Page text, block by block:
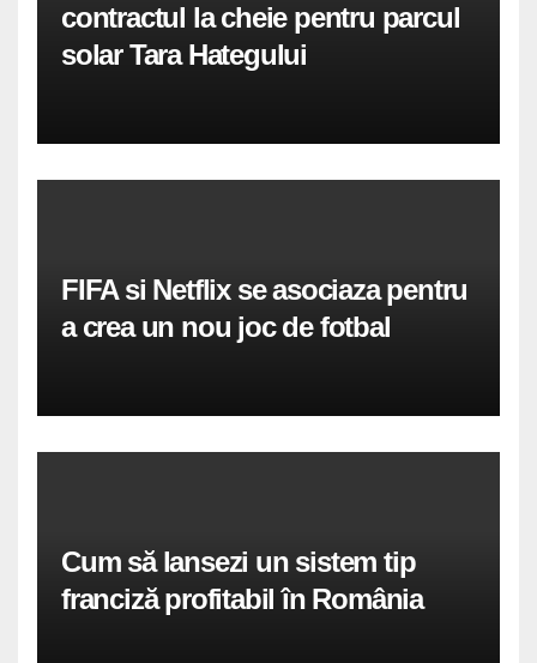
contractul la cheie pentru parcul
solar Tara Hategului
FIFA si Netflix se asociaza pentru
a crea un nou joc de fotbal
Cum să lansezi un sistem tip
franciză profitabil în România